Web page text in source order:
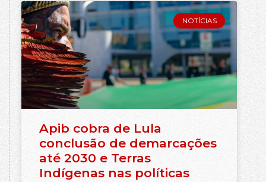
NOTÍCIAS
Apib cobra de Lula
conclusão de demarcações
até 2030 e Terras
Indígenas nas políticas